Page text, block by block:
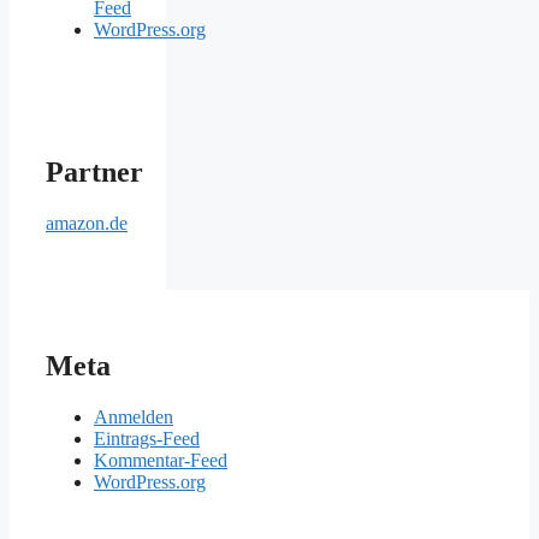
Feed
WordPress.org
Partner
amazon.de
Meta
Anmelden
Eintrags-Feed
Kommentar-Feed
WordPress.org